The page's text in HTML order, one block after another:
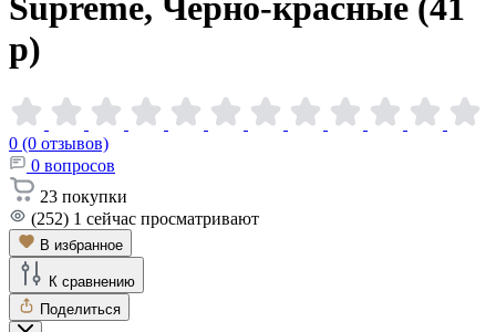
Supreme, Черно-красные (41
р)
0 (0 отзывов)
0 вопросов
23 покупки
(252) 1 сейчас просматривают
В избранное
К сравнению
Поделиться